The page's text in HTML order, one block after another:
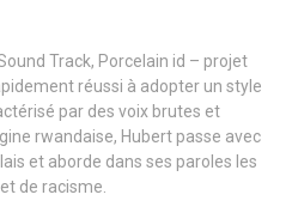
Track, Porcelain id – projet
réussi à adopter un style
par des voix brutes et
rwandaise, Hubert passe avec
et aborde dans ses paroles les
de racisme.